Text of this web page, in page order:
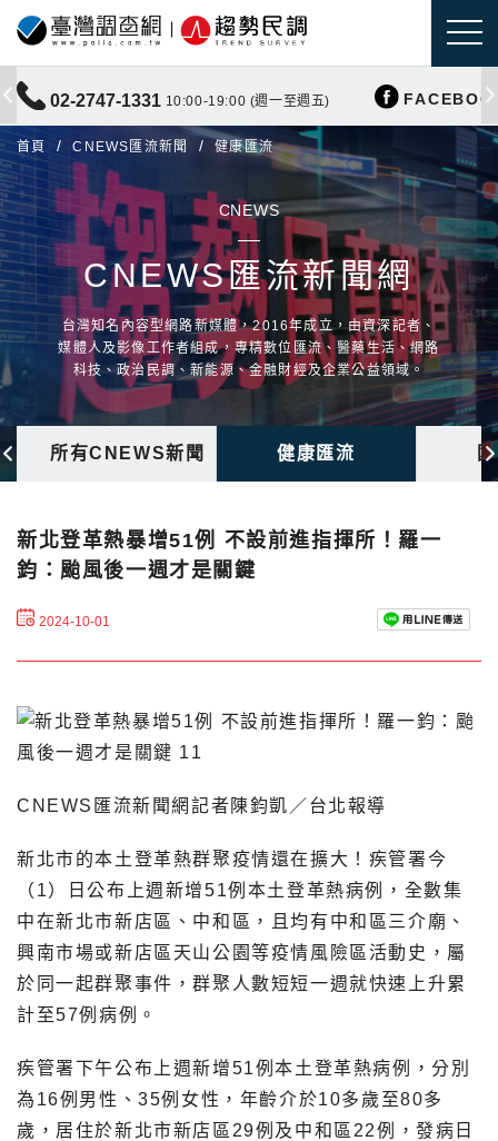
02-2747-1331 10:00-19:00 (週一至週五)
首頁 CNEWS匯流新聞 健康匯流
CNEWS
CNEWS匯流新聞網
台灣知名內容型網路新媒體，2016年成立，由資深記者、
媒體人及影像工作者組成，專精數位匯流、醫藥生活、網路
科技、政治民調、新能源、金融財經及企業公益領域。
所有CNEWS新聞 健康匯流
新北登革熱暴增51例 不設前進指揮所！羅一
鈞：颱風後一週才是關鍵
2024-10-01
CNEWS匯流新聞網記者陳鈞凱／台北報導
新北市的本土登革熱群聚疫情還在擴大！疾管署今
（1）日公布上週新增51例本土登革熱病例，全數集
中在新北市新店區、中和區，且均有中和區三介廟、
興南市場或新店區天山公園等疫情風險區活動史，屬
於同一起群聚事件，群聚人數短短一週就快速上升累
計至57例病例。
疾管署下午公布上週新增51例本土登革熱病例，分別
為16例男性、35例女性，年齡介於10多歲至80多
歲，居住於新北市新店區29例及中和區22例，發病日